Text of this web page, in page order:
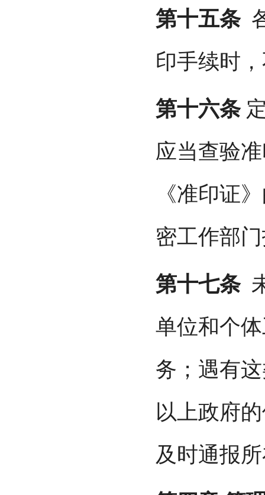
第十五条
印手续时
第十六条
应当查验
《准印证
密工作部
第十七条
单位和个
务；遇有
以上政府
及时通报